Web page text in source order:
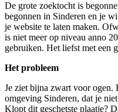
De grote zoektocht is
begonnen in Sinderen en je
je website te laten maken.
is niet meer op niveau anno
gebruiken. Het liefst met een
Het probleem
Je ziet bijna zwart voor ogen.
omgeving Sinderen, dat je
Klopt dit geschetste plaatje?